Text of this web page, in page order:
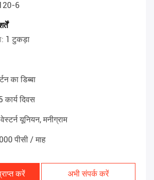
6
1 टुकड़ा
का डिब्बा
कार्य दिवस
यूनियन, मनीग्राम
पीसी / माह
करें अभी संपर्क करें